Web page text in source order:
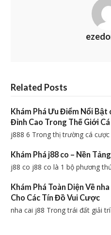
Related Posts
Khám Phá Ưu Điểm Nổi Bật
Đỉnh Cao Trong Thế Giới
j888 6 Trong thị trường cá
Khám Phá j88 co – Nền
j88 co j88 co là 1 bộ phương
Khám Phá Toàn Diện Về
Cho Các Tín Đồ Vui Cược
nha cai j88 Trong trái đất giải